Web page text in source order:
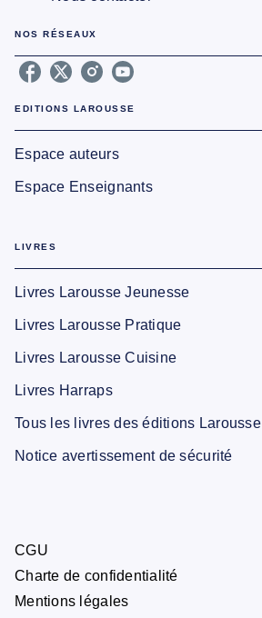
NOS RÉSEAUX
EDITIONS LAROUSSE
Espace auteurs
Espace Enseignants
LIVRES
Livres Larousse Jeunesse
Livres Larousse Pratique
Livres Larousse Cuisine
Livres Harraps
Tous les livres des éditions Larousse
Notice avertissement de sécurité
CGU
Charte de confidentialité
Mentions légales